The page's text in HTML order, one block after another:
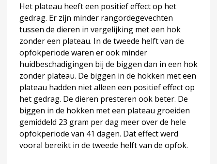
Het plateau heeft een positief effect op het
gedrag. Er zijn minder rangordegevechten
tussen de dieren in vergelijking met een hok
zonder een plateau. In de tweede helft van de
opfokperiode waren er ook minder
huidbeschadigingen bij de biggen dan in een hok
zonder plateau. De biggen in de hokken met een
plateau hadden niet alleen een positief effect op
het gedrag. De dieren presteren ook beter. De
biggen in de hokken met een plateau groeiden
gemiddeld 23 gram per dag meer over de hele
opfokperiode van 41 dagen. Dat effect werd
vooral bereikt in de tweede helft van de opfok.